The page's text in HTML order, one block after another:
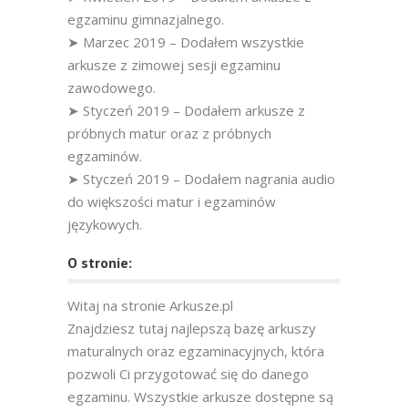
egzaminu gimnazjalnego.
➤ Marzec 2019 – Dodałem wszystkie
arkusze z zimowej sesji egzaminu
zawodowego.
➤ Styczeń 2019 – Dodałem arkusze z
próbnych matur oraz z próbnych
egzaminów.
➤ Styczeń 2019 – Dodałem nagrania audio
do większości matur i egzaminów
językowych.
O stronie:
Witaj na stronie Arkusze.pl
Znajdziesz tutaj najlepszą bazę arkuszy
maturalnych oraz egzaminacyjnych, która
pozwoli Ci przygotować się do danego
egzaminu. Wszystkie arkusze dostępne są